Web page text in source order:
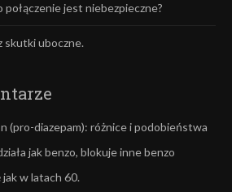
połączenie jest niebezpieczne?
skutki uboczne.
(pro-diazepam): różnice i podobieństwa
jak benzo, blokuje inne benzo
w latach 60.